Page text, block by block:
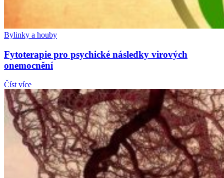
Bylinky a houby
Fytoterapie pro psychické následky virových
onemocnění
Číst více